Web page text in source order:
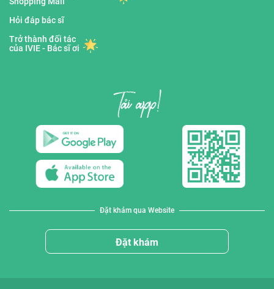
Hỏi đáp bác sĩ
Trở thành đối tác
của IVIE - Bác sĩ ơi
Đặt khám qua Website
Đặt khám